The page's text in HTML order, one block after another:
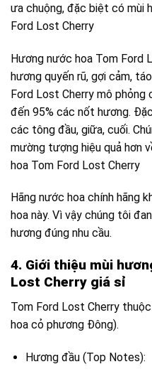
ưa chuộng, đặc biệt có mùi
Ford Lost Cherry
Hương nước hoa Tom Ford
hương quyến rũ, gợi cảm,
Ford Lost Cherry mô
đến 95% các nốt hương.
các tông đầu, giữa, cuối.
mường tượng hiệu quả hơn
hoa Tom Ford Lost Cherry
Hãng nước hoa chính hãng
hoa này. Vì vậy chúng tôi
hương đúng nhu cầu.
4. Giới thiệu mùi
Lost Cherry giá sỉ
Tom Ford Lost Cherry
hoa cỏ phương Đông).
Hương đầu (Top Notes):